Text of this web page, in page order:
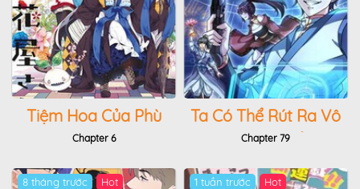
Tiệm Hoa Của Phù
Thủy
Chapter 6
Ta Có Thể Rút Ra Vô
Hạn Vật Phẩm
Chapter 79
8 tháng trước Hot 1 tuần trước Hot